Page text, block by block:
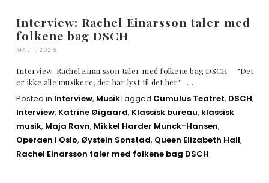
Interview: Rachel Einarsson taler med
folkene bag DSCH
MAJ 1, 2026
Interview: Rachel Einarsson taler med folkene bag DSCH "Det
er ikke alle musikere, der har lyst til det her" …
Posted in Interview, MusikTagged Cumulus Teatret, DSCH,
Interview, Katrine Øigaard, Klassisk bureau, klassisk
musik, Maja Ravn, Mikkel Harder Munck-Hansen,
Operaen i Oslo, Øystein Sonstad, Queen Elizabeth Hall,
Rachel Einarsson taler med folkene bag DSCH